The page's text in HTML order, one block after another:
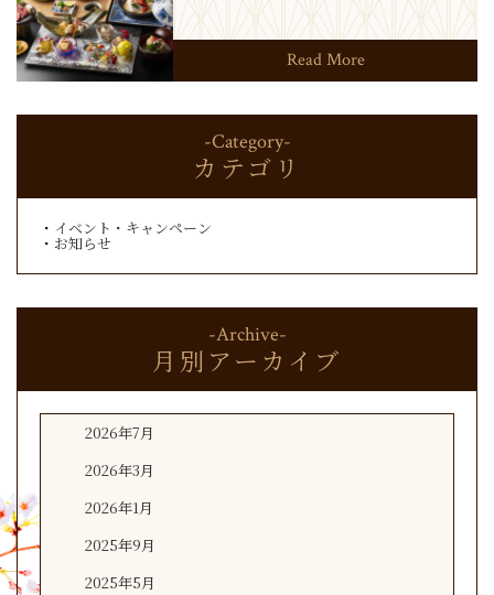
Read More
-Category-
カテゴリ
イベント・キャンペーン
お知らせ
-Archive-
月別アーカイブ
2026年7月
2026年3月
2026年1月
2025年9月
2025年5月